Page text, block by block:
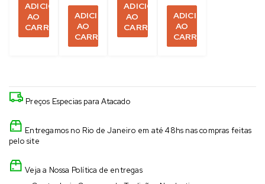
ADICIONAR
AO
CARRINHO
ADICIONAR
AO
CARRINHO
ADICIONAR
AO
CARRINHO
ADICIONAR
AO
CARRINHO
Preços Especias para Atacado
Entregamos no Rio de Janeiro em até 48hs nas compras feitas
pelo site
Veja a Nossa Política de entregas